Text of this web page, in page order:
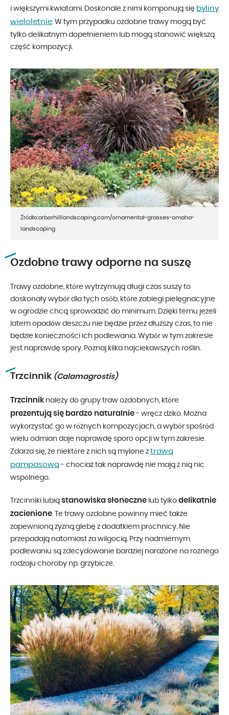
i większymi kwiatami. Doskonale z nimi komponują się byliny
wieloletnie. W tym przypadku ozdobne trawy mogą być
tylko delikatnym dopełnieniem lub mogą stanowić większą
część kompozycji.
Źródło:arborhilllandscaping.com/ornamental-grasses-omaha-
landscaping
Ozdobne trawy odporne na suszę
Trawy ozdobne, które wytrzymują długi czas suszy to
doskonały wybór dla tych osób, które zabiegi pielęgnacyjne
w ogrodzie chcą sprowadzić do minimum. Dzięki temu jeżeli
latem opadów deszczu nie będzie przez dłuższy czas, to nie
będzie konieczności ich podlewania. Wybór w tym zakresie
jest naprawdę spory. Poznaj kilka najciekawszych roślin.
Trzcinnik (Calamagrostis)
Trzcinnik należy do grupy traw ozdobnych, które
prezentują się bardzo naturalnie- wręcz dziko. Można
wykorzystać go w różnych kompozycjach, a wybór spośród
wielu odmian daje naprawdę sporo opcji w tym zakresie.
Zdarza się, że niektóre z nich są mylone z trawą
pampasową - chociaż tak naprawdę nie mają z nią nic
wspólnego.
Trzcinniki lubią stanowiska słoneczne lub tylko delikatnie
zacienione. Te trawy ozdobne powinny mieć także
zapewnioną żyzną glebę z dodatkiem próchnicy. Nie
przepadają natomiast za wilgocią. Przy nadmiernym
podlewaniu są zdecydowanie bardziej narażone na rożnego
rodzaju choroby np. grzybicze.